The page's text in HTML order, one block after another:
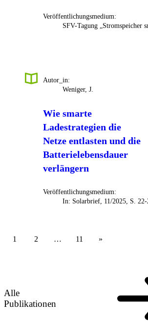
Veröffentlichungsmedium:
SFV-Tagung „Stromspeicher
Autor_in:
Weniger, J.
Wie smarte
Ladestrategien die
Netze entlasten und die
Batterielebensdauer
verlängern
Veröffentlichungsmedium:
In: Solarbrief, 11/2025, S. 22-
1 2 … 11
Alle
Publikationen